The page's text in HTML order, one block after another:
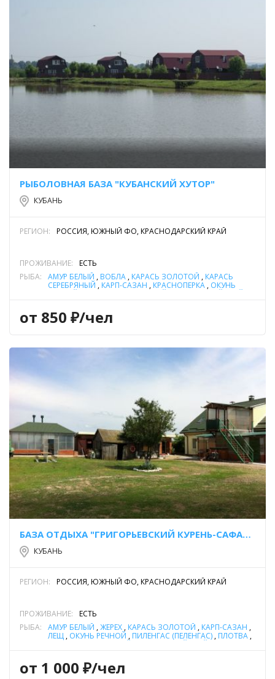
РЫБОЛОВНАЯ БАЗА "КУБАНСКИЙ ХУТОР"
КУБАНЬ
РЕГИОН: РОССИЯ, ЮЖНЫЙ ФО, КРАСНОДАРСКИЙ КРАЙ
ПРОЖИВАНИЕ:
ЕСТЬ
РЫБА:
АМУР БЕЛЫЙ , ВОБЛА , КАРАСЬ ЗОЛОТОЙ , КАРАСЬ
СЕРЕБРЯНЫЙ , КАРП-САЗАН , КРАСНОПЕРКА , ОКУНЬ
от 850 ₽/чел
БАЗА ОТДЫХА "ГРИГОРЬЕВСКИЙ КУРЕНЬ-САФАНЫ"
КУБАНЬ
РЕГИОН: РОССИЯ, ЮЖНЫЙ ФО, КРАСНОДАРСКИЙ КРАЙ
ПРОЖИВАНИЕ:
ЕСТЬ
РЫБА:
АМУР БЕЛЫЙ ,ЖЕРЕХ , КАРАСЬ ЗОЛОТОЙ , КАРП-САЗАН ,
ЛЕЩ , ОКУНЬ РЕЧНОЙ , ПИЛЕНГАС (ПЕЛЕНГАС) , ПЛОТВА ,
от 1 000 ₽/чел